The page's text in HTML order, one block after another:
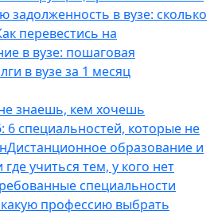
задолженность в вузе: сколько
перевестись на
в вузе: пошаговая
в вузе за 1 месяц
знаешь, кем хочешь
6 специальностей, которые не
Дистанционное образование и
где учиться тем, у кого нет
специальности
профессию выбрать